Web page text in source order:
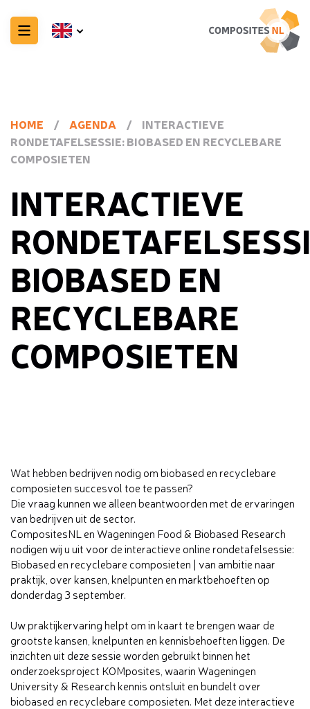
HOME / AGENDA /
INTERACTIEVE
RONDETAFELSESSIE: BIOBASED EN RECYCLEBARE
COMPOSIETEN
INTERACTIEVE
BIOBASED EN
RECYCLEBARE
COMPOSIETEN
Wat hebben bedrijven nodig om biobased en recyclebare
composieten succesvol toe te passen?
Die vraag kunnen we alleen beantwoorden met de ervaringen
van bedrijven uit de sector.
CompositesNL en Wageningen Food & Biobased Research
nodigen wij u uit voor de interactieve online rondetafelsessie:
Biobased en recyclebare composieten | van ambitie naar
praktijk, over kansen, knelpunten en marktbehoeften op
donderdag 3 september.
Uw praktijkervaring helpt om in kaart te brengen waar de
grootste kansen, knelpunten en kennisbehoeften liggen. De
inzichten uit deze sessie worden gebruikt binnen het
onderzoeksproject KOMposites, waarin Wageningen
University & Research kennis ontsluit en bundelt over
biobased en recyclebare composieten. Met deze interactieve